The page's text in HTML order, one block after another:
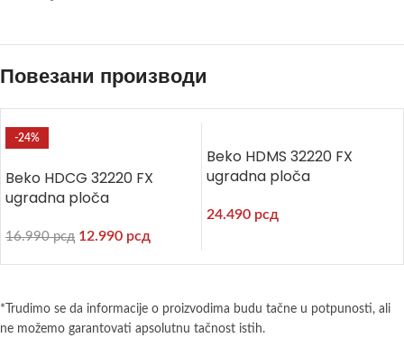
Повезани производи
-24%
Beko HDCG 32220 FX
ugradna ploča
16.990рсд 12.990 рсд
Beko HDMS 32220 FX
ugradna ploča
24.490 рсд
*Trudimo se da informacije o proizvodima budu tačne u potpunosti, ali
ne možemo garantovati apsolutnu tačnost istih.